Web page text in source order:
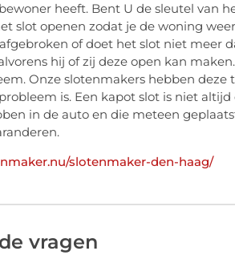
heeft. Bent U de sleutel van
slot openen zodat je de woning
of doet het slot niet meer
hij of zij deze open kan
Onze slotenmakers hebben
is. Een kapot slot is niet
in de auto en die meteen
slotenmaker-den-haag/
vragen